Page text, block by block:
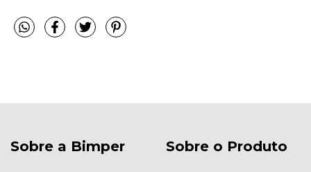
Sobre a Bimper Sobre o Produto